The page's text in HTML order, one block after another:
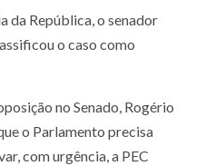
da República, o senador
o caso como
no Senado, Rogério
o Parlamento precisa
com urgência, a PEC